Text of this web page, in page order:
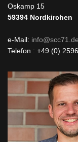
Oskamp 15
59394 Nordkirchen
e-Mail: info@scc71.de
Telefon : +49 (0)